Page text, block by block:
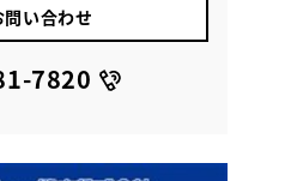
問い合わせ
7820